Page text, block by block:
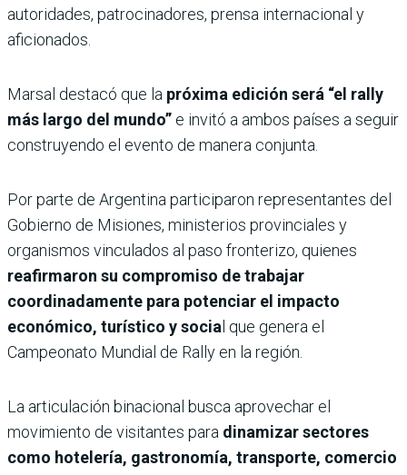
autoridades, patrocinadores, prensa internacional y
aficionados.
Marsal destacó que la próxima edición será “el rally
más largo del mundo” e invitó a ambos países a seguir
construyendo el evento de manera conjunta.
Por parte de Argentina participaron representantes del
Gobierno de Misiones, ministerios provinciales y
organismos vinculados al paso fronterizo, quienes
reafirmaron su compromiso de trabajar
coordinadamente para potenciar el impacto
económico, turístico y socia l que genera el
Campeonato Mundial de Rally en la región.
La articulación binacional busca aprovechar el
movimiento de visitantes para dinamizar sectores
como hotelería, gastronomía, transporte, comercio